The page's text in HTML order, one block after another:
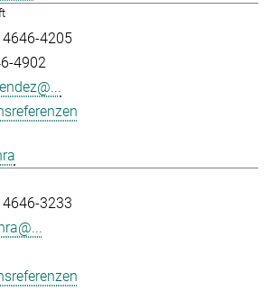
4205
4902
3233